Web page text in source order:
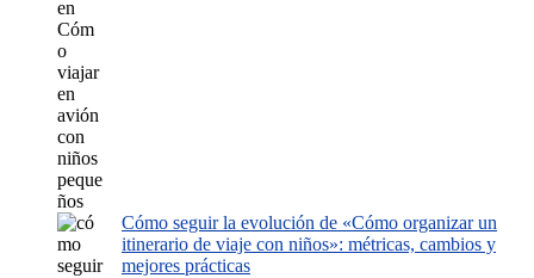
Cómo seguir la evolución de «Cómo organizar un
itinerario de viaje con niños»: métricas, cambios y
mejores prácticas